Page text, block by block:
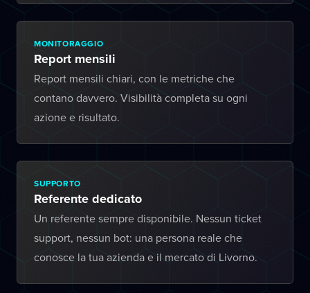
MONITORAGGIO
Report mensili
Report mensili chiari, con le metriche che
contano davvero. Visibilità completa su ogni
azione e risultato.
SUPPORTO
Referente dedicato
Un referente sempre disponibile. Nessun ticket
support, nessun bot: una persona reale che
conosce la tua azienda e il mercato di Livorno.